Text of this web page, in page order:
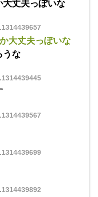
丈夫っぽいな
大丈夫っぽいな
うな